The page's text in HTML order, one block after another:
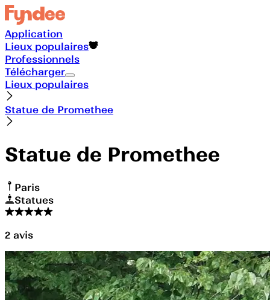
Application
Lieux populaires
Professionnels
Télécharger
Lieux populaires
Statue de Promethee
Statue de Promethee
Paris
Statues
2 avis